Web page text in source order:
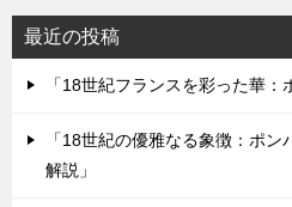
最近の投稿
「18世紀フランスを彩った華：
「18世紀の優雅なる象徴：ポ
解説」